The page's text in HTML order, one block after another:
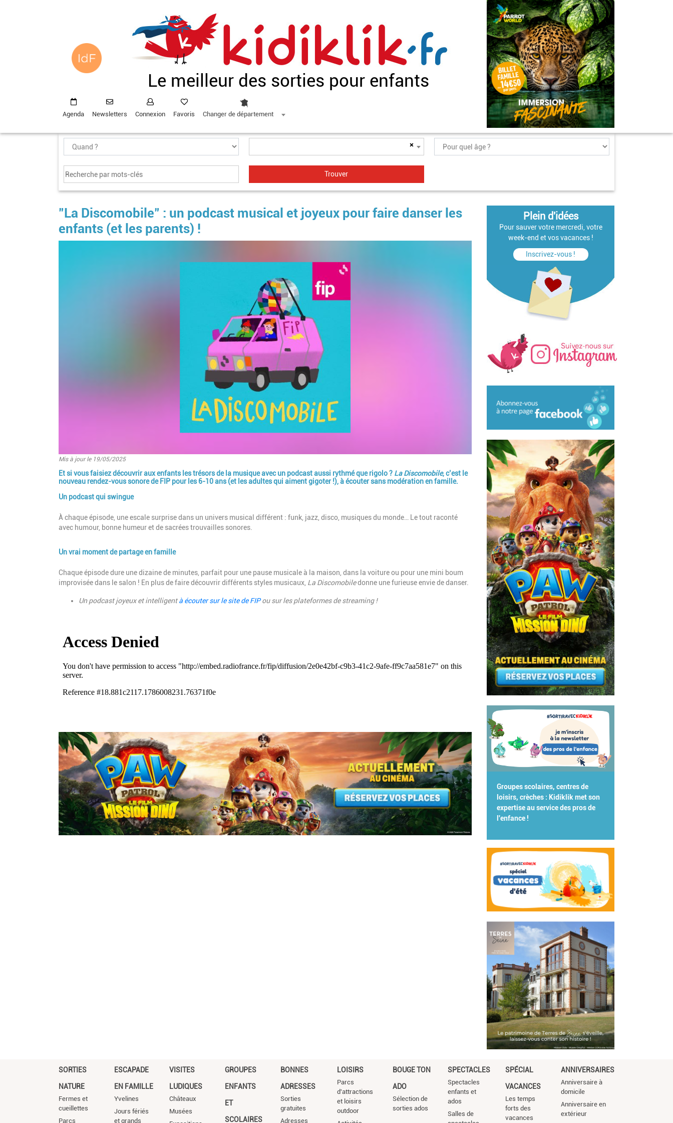
Le meilleur des sorties pour enfants
Agenda Newsletters Connexion Favoris Changer de département
×
"La Discomobile" : un podcast musical et joyeux pour faire danser les
enfants (et les parents) !
Mis à jour le 19/05/2025
Introduction
Et si vous faisiez découvrir aux enfants les trésors de la musique avec un podcast aussi rythmé que rigolo ? La Discomobile, c’est le
nouveau rendez-vous sonore de FIP pour les 6-10 ans (et les adultes qui aiment gigoter !), à écouter sans modération en famille.
Paragraphes
Un podcast qui swingue
Description
À chaque épisode, une escale surprise dans un univers musical différent : funk, jazz, disco, musiques du monde… Le tout raconté
avec humour, bonne humeur et de sacrées trouvailles sonores.
Un vrai moment de partage en famille
Description
Chaque épisode dure une dizaine de minutes, parfait pour une pause musicale à la maison, dans la voiture ou pour une mini boum
improvisée dans le salon ! En plus de faire découvrir différents styles musicaux, La Discomobiledonne une furieuse envie de danser.
Un podcast joyeux et intelligentà écouter sur le site de FIPou sur les plateformes de streaming !
Plein d'idées
Pour sauver votre mercredi, votre
week-end et vos vacances !
Inscrivez-vous !
Groupes scolaires, centres de
loisirs, crèches : Kidiklik met son
expertise au service des pros de
l'enfance !
SORTIES
NATURE
Fermes et
cueillettes
Parcs
ESCAPADE
EN FAMILLE
Yvelines
Jours fériés
et grands
VISITES
LUDIQUES
Châteaux
Musées
GROUPES
ENFANTS
ET
SCOLAIRES
BONNES
ADRESSES
Sorties
gratuites
Adresses
LOISIRS
Parcs
d'attractions
et loisirs
outdoor
BOUGE TON
ADO
Sélection de
sorties ados
SPECTACLES
Spectacles
enfants et
ados
Salles de
SPÉCIAL
VACANCES
Les temps
forts des
vacances
ANNIVERSAIRES
Anniversaire à
domicile
Anniversaire en
extérieur